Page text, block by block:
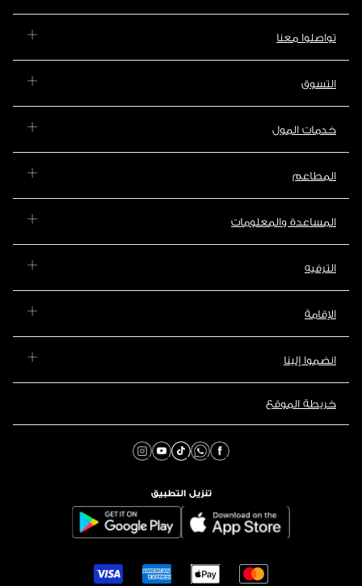
تواصلوا معنا
التسوق
خدمات المول
المطاعم
المساعدة والمعلومات
الترفيه
الإقامة
انضموا إلينا
خريطة الموقع
تنزيل التطبيق